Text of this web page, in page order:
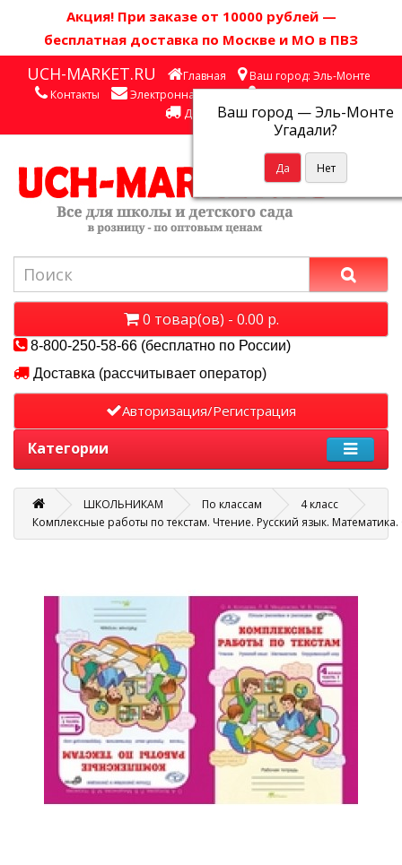
Акция! При заказе от 10000 рублей —
бесплатная доставка по Москве и МО в ПВЗ
UCH-MARKET.RU Главная Ваш город: Эль-Монте
Ваш город —Эль-Монте
Угадали?
Контакты Электронная почта
Личный кабинет
Доставка
0 товар(ов) - 0.00 р.
8-800-250-58-66 (бесплатно по России)
Доставка (рассчитывает оператор)
Авторизация/Регистрация
Категории
ШКОЛЬНИКАМ По классам
4 класс
Комплексные работы по текстам. Чтение. Русский язык.